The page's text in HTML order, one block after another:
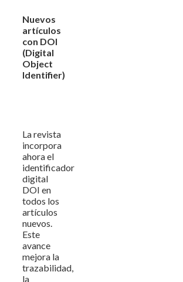
Nuevos
artículos
con DOI
(Digital
Object
Identifier)
La revista
incorpora
ahora el
identificador
digital
DOI en
todos los
artículos
nuevos.
Este
avance
mejora la
trazabilidad,
la